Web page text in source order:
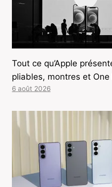
Tout ce qu’Apple
pliables, montres et One
6 août 2026